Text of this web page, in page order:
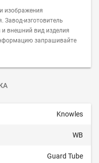
изображения
Завод-изготовитель
и внешний вид изделия
запрашивайте
Knowles
WB
Guard Tube